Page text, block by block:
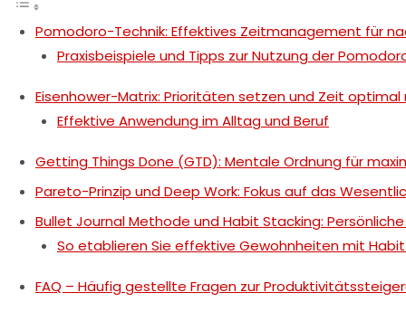
Pomodoro-Technik: Effektives Zeitmanagement für
Praxisbeispiele und Tipps zur Nutzung der
Eisenhower-Matrix: Prioritäten setzen und Zeit optimal
Effektive Anwendung im Alltag und Beruf
Getting Things Done (GTD): Mentale Ordnung für
Pareto-Prinzip und Deep Work: Fokus auf das
Bullet Journal Methode und Habit Stacking:
So etablieren Sie effektive Gewohnheiten mit
FAQ – Häufig gestellte Fragen zur